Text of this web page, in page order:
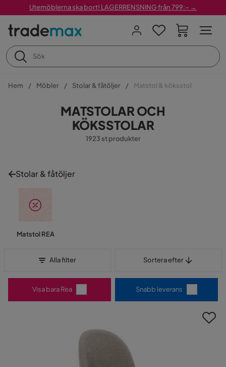
Utemöblerna ska bort! LAGERRENSNING från 799:– →
Hem Möbler Stolar & fåtöljer Matstol & köksstol
MATSTOLAR OCH
KÖKSSTOLAR
1923 st produkter
Stolar & fåtöljer
Matstol REA
Alla filter Sortera efter
Visa bara Rea Snabb leverans